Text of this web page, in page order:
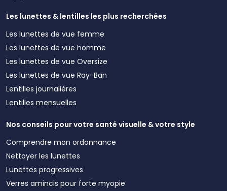
Les lunettes & lentilles les plus recherchées
Les lunettes de vue femme
Les lunettes de vue homme
Les lunettes de vue Oversize
Les lunettes de vue Ray-Ban
Lentilles journalières
Lentilles mensuelles
Nos conseils pour votre santé visuelle & votre style
Comprendre mon ordonnance
Nettoyer les lunettes
Lunettes progressives
Verres amincis pour forte myopie